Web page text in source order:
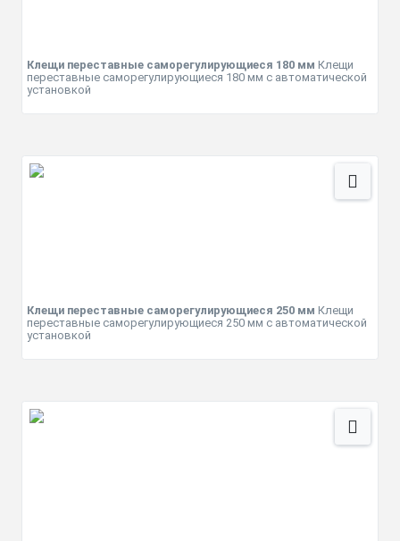
Клещи переставные саморегулирующиеся 180 мм Клещи
переставные саморегулирующиеся 180 мм с автоматической
установкой
Клещи переставные саморегулирующиеся 250 мм Клещи
переставные саморегулирующиеся 250 мм с автоматической
установкой